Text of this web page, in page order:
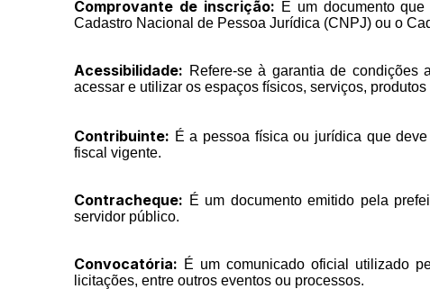
Comprovante de inscrição: É um documento
Cadastro Nacional de Pessoa Jurídica (CNPJ) ou o
Acessibilidade: Refere-se à garantia de condições
acessar e utilizar os espaços físicos, serviços,
Contribuinte: É a pessoa física ou jurídica que
fiscal vigente.
Contracheque: É um documento emitido pela
servidor público.
Convocatória: É um comunicado oficial utilizado
licitações, entre outros eventos ou processos.